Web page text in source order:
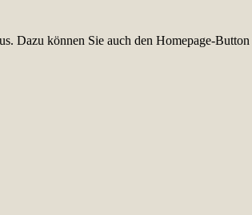
Dazu können Sie auch den Homepage-